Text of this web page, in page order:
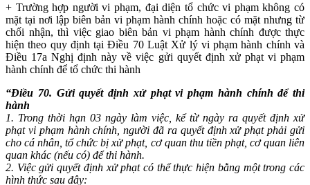
+ Trường hợp người vi phạm, đại diện tổ chức vi phạm không có
mặt tại nơi lập biên bản vi phạm hành chính hoặc có mặt nhưng từ
chối nhận, thì việc giao biên bản vi phạm hành chính được thực
hiện theo quy định tại Điều 70 Luật Xử lý vi phạm hành chính và
Điều 17a Nghị định này về việc gửi quyết định xử phạt vi phạm
hành chính để tổ chức thi hành
“Điều 70. Gửi quyết định xử phạt vi phạm hành chính để thi
hành
1. Trong thời hạn 03 ngày làm việc, kể từ ngày ra quyết định xử
phạt vi phạm hành chính, người đã ra quyết định xử phạt phải gửi
cho cá nhân, tổ chức bị xử phạt, cơ quan thu tiền phạt, cơ quan liên
quan khác (nếu có) để thi hành.
2. Việc gửi quyết định xử phạt có thể thực hiện bằng một trong các
hình thức sau đây: